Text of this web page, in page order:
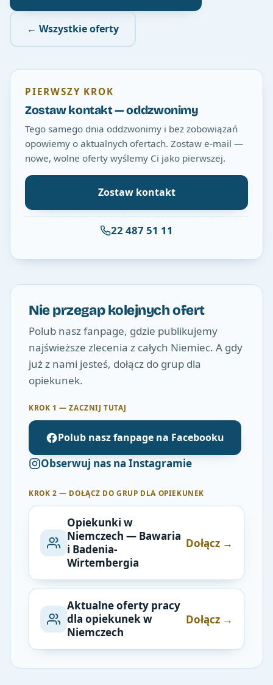
← Wszystkie oferty
PIERWSZY KROK
Zostaw kontakt — oddzwonimy
Tego samego dnia oddzwonimy i bez zobowiązań
opowiemy o aktualnych ofertach. Zostaw e-mail —
nowe, wolne oferty wyślemy Ci jako pierwszej.
Zostaw kontakt
22 487 51 11
Nie przegap kolejnych ofert
Polub nasz fanpage, gdzie publikujemy
najświeższe zlecenia z całych Niemiec. A gdy
już z nami jesteś, dołącz do grup dla
opiekunek.
KROK 1 — ZACZNIJ TUTAJ
Polub nasz fanpage na Facebooku
Obserwuj nas na Instagramie
KROK 2 — DOŁĄCZ DO GRUP DLA OPIEKUNEK
Opiekunki w
Niemczech — Bawaria
i Badenia-
Wirtembergia
Dołącz →
Aktualne oferty pracy
dla opiekunek w
Niemczech
Dołącz →